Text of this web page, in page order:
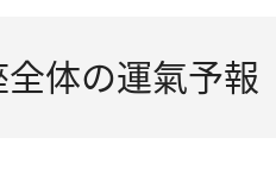
体の運氣予報